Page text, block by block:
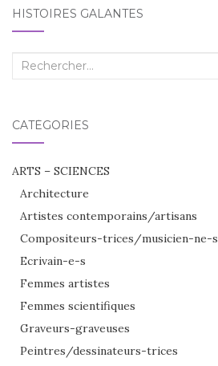
HISTOIRES GALANTES
Recherche
CATÉGORIES
ARTS – SCIENCES
Architecture
Artistes contemporains/artisans
Compositeurs-trices/musicien-ne-s
Ecrivain-e-s
Femmes artistes
Femmes scientifiques
Graveurs-graveuses
Peintres/dessinateurs-trices